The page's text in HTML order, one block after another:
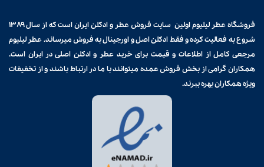
فروشگاه عطر لیلیوم اولین سایت فروشعطر و ادکلن
ایران است که از سال ۱۳۸۹
شروع به فعالیت کرده و فقط ادکلن اصل و اورجینال به فروش میرساند. عطر لیلیوم
مرجعی کامل از اطلاعات و قیمت برایخرید عطر و ادکلن اصلی در ایران است.
همکاران گرامی از بخش فروش عمده میتوانند با ما در ارتباط باشند و از تخفیفات
ویژه همکاران بهره ببرند.